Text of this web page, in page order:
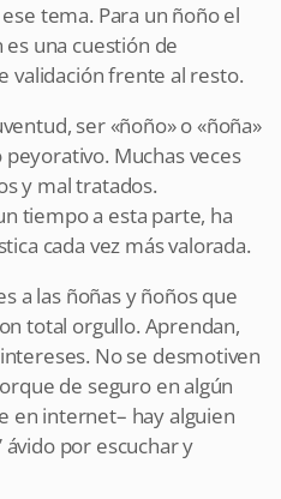
tema. Para un ñoño el
una cuestión de
validación frente al resto.
ser «ñoño» o «ñoña»
Muchas veces
y mal tratados.
tiempo a esta parte, ha
cada vez más valorada.
a las ñoñas y ñoños que
total orgullo. Aprendan,
No se desmotiven
de seguro en algún
en internet– hay alguien
ávido por escuchar y